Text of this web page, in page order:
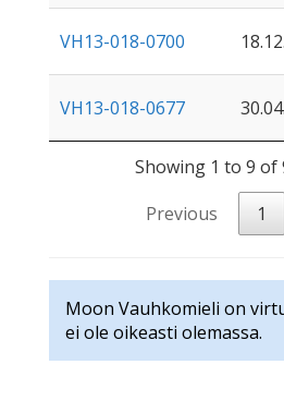
VH13-018-0700
VH13-018-0677
Showing 1 to 9 of
Previous
1
Moon Vauhkomieli on
ei ole oikeasti olemassa.